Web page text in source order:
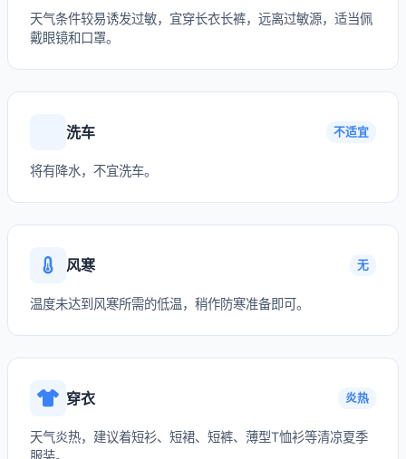
天气条件较易诱发过敏，宜穿长衣长裤，远离过敏源，适当佩
戴眼镜和口罩。
洗车 不适宜
将有降水，不宜洗车。
风寒 无
温度未达到风寒所需的低温，稍作防寒准备即可。
穿衣 炎热
天气炎热，建议着短衫、短裙、短裤、薄型T恤衫等清凉夏季
服装。